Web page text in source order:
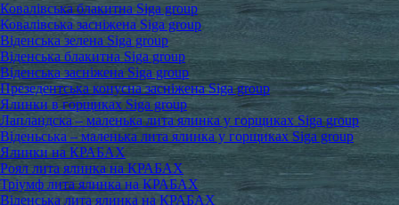
Ковалівська блакитна Siga group
Ковалівська засніжена Siga group
Віденська зелена Siga group
Віденська блакитна Siga group
Віденська засніжена Siga group
Презедентська конусна засніжена Siga group
Ялинки в горщиках Siga group
Лапландска – маленька лита ялинка у горщиках Siga group
Віденьська – маленька лита ялинка у горщиках Siga group
Ялинки на КРАБАХ
Роял лита ялинка на КРАБАХ
Тріумф лита ялинка на КРАБАХ
Віденська лита ялинка на КРАБАХ